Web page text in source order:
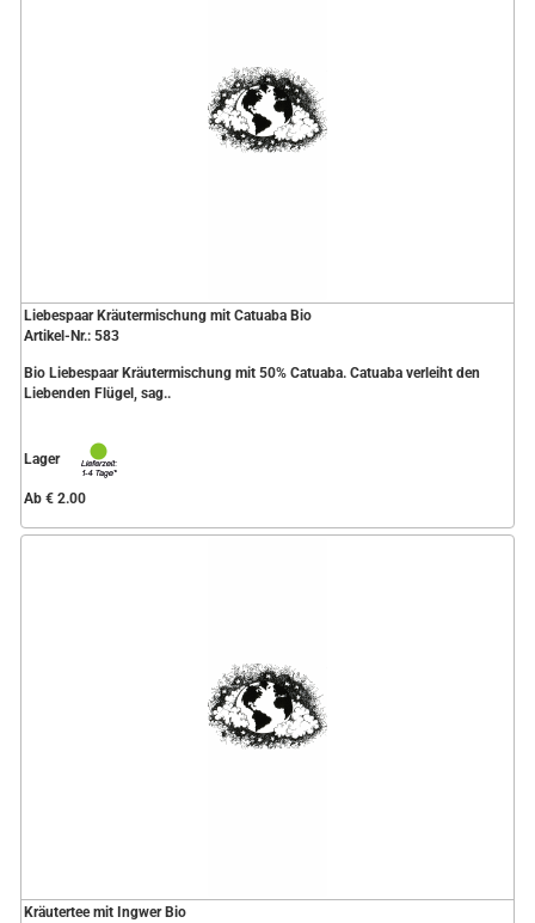
Liebespaar Kräutermischung mit Catuaba Bio
Artikel-Nr.: 583
Bio Liebespaar Kräutermischung mit 50% Catuaba. Catuaba verleiht den
Liebenden Flügel, sag..
Lager
Ab € 2.00
Kräutertee mit Ingwer Bio